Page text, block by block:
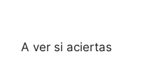
A ver si aciertas